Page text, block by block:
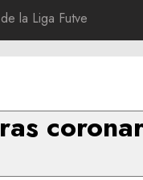
la Liga Futve